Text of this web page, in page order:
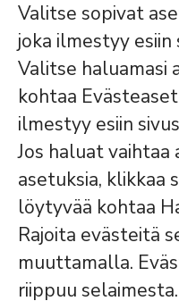
Valitse sopivat
joka ilmestyy
Valitse haluamasi
kohtaa
ilmestyy esiin
Jos haluat vaihtaa
asetuksia, klikkaa
löytyvää kohtaa
Rajoita evästeitä
muuttamalla.
riippuu